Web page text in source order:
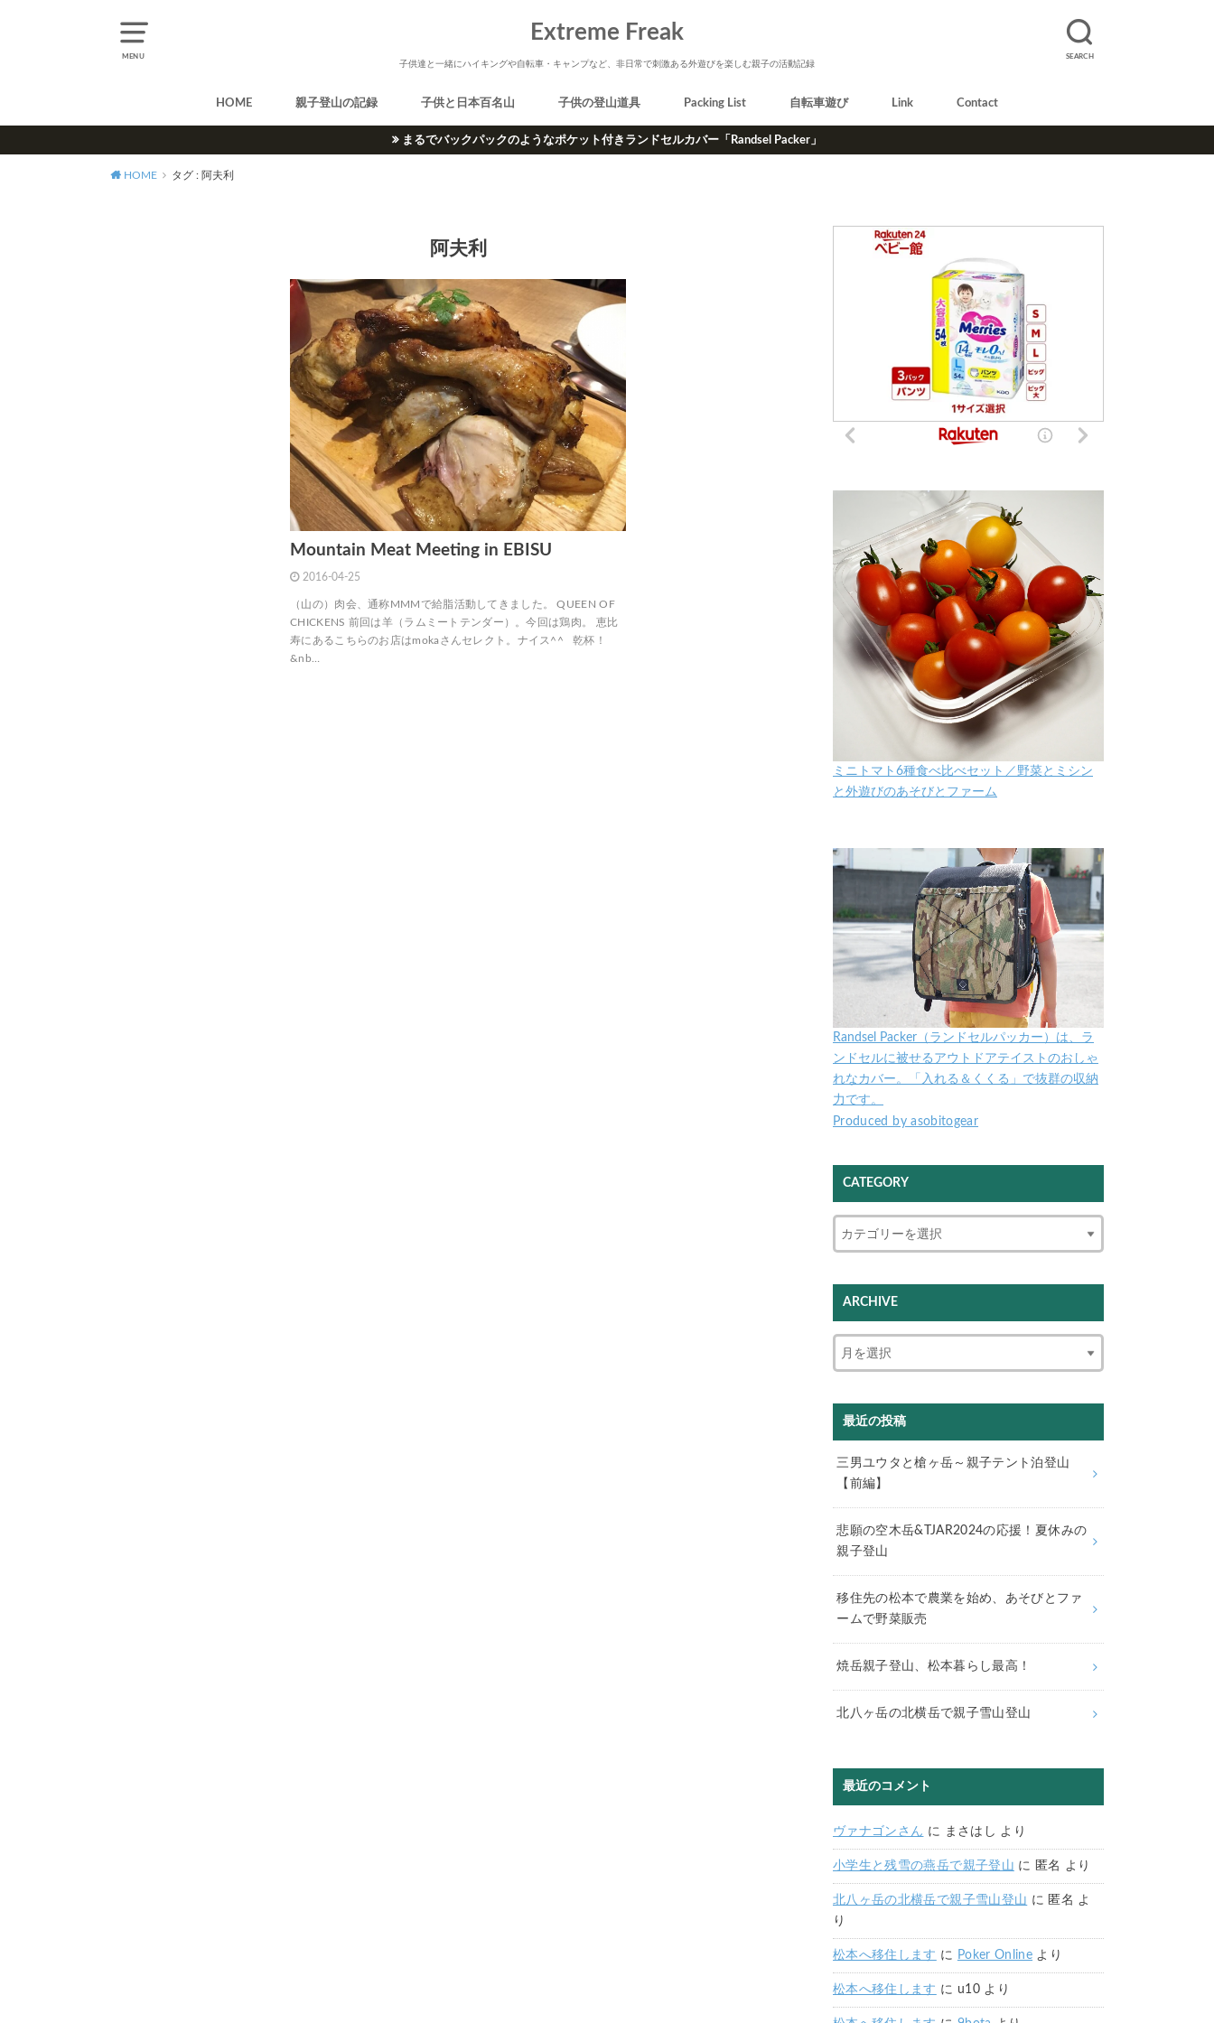
MENU SEARCH
Extreme Freak
子供達と一緒にハイキングや自転車・キャンプなど、非日常で刺激ある外遊びを楽しむ親子の活動記録
HOME 親子登山の記録 子供と日本百名山 子供の登山道具 Packing List 自転車遊び Link Contact
まるでバックパックのようなポケット付きランドセルカバー「Randsel Packer」
HOME タグ : 阿夫利
阿夫利
Mountain Meat Meeting in EBISU
2016-04-25
（山の）肉会、通称MMMで給脂活動してきました。 QUEEN OF
CHICKENS 前回は羊（ラムミートテンダー）。今回は鶏肉。 恵比
寿にあるこちらのお店はmokaさんセレクト。ナイス^^ 乾杯！
&nb…
ミニトマト6種食べ比べセット／野菜とミシン
と外遊びのあそびとファーム
Randsel Packer（ランドセルパッカー）は、ラ
ンドセルに被せるアウトドアテイストのおしゃ
れなカバー。「入れる＆くくる」で抜群の収納
力です。
Produced by asobitogear
CATEGORY
ARCHIVE
最近の投稿
三男ユウタと槍ヶ岳～親子テント泊登山
【前編】
悲願の空木岳&TJAR2024の応援！夏休みの
親子登山
移住先の松本で農業を始め、あそびとファ
ームで野菜販売
焼岳親子登山、松本暮らし最高！
北八ヶ岳の北横岳で親子雪山登山
最近のコメント
ヴァナゴンさん に まさはし より
小学生と残雪の燕岳で親子登山 に 匿名 より
北八ヶ岳の北横岳で親子雪山登山 に 匿名 よ
り
松本へ移住します に Poker Online より
松本へ移住します に u10より